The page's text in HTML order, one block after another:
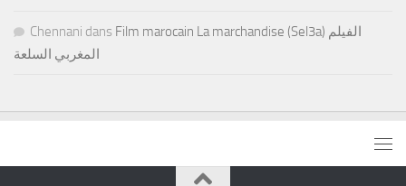
Chennani dans Film marocain La marchandise (Sel3a) الفيلم
المغربي السلعة